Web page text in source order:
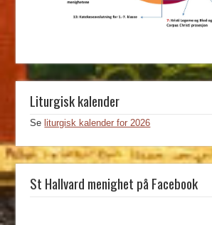
Liturgisk kalender
Se liturgisk kalender for 2026
St Hallvard menighet på Facebook